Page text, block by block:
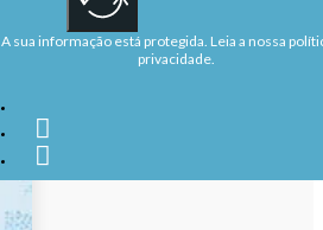
A sua informação está protegida. Leia a nossa
privacidade.